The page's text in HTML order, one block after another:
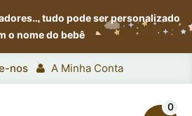
tudo pode ser personalizado
o nome do bebê
nos A Minha Conta
0